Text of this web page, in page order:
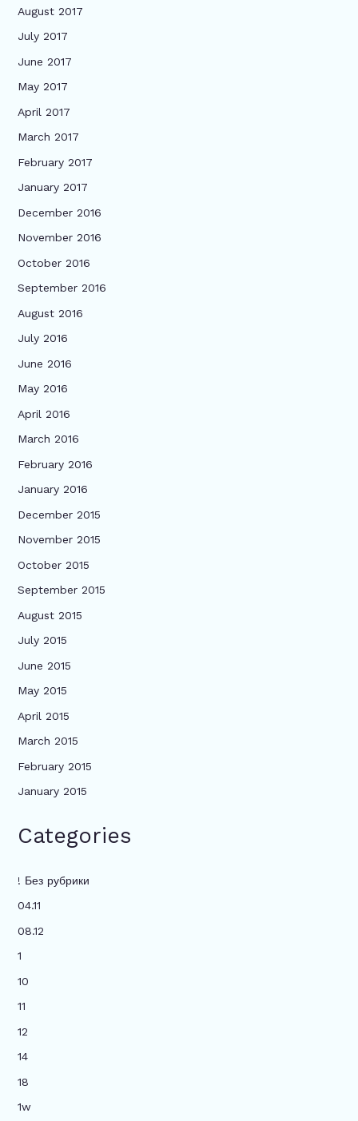
August 2017
July 2017
June 2017
May 2017
April 2017
March 2017
February 2017
January 2017
December 2016
November 2016
October 2016
September 2016
August 2016
July 2016
June 2016
May 2016
April 2016
March 2016
February 2016
January 2016
December 2015
November 2015
October 2015
September 2015
August 2015
July 2015
June 2015
May 2015
April 2015
March 2015
February 2015
January 2015
Categories
! Без рубрики
04.11
08.12
1
10
11
12
14
18
1w